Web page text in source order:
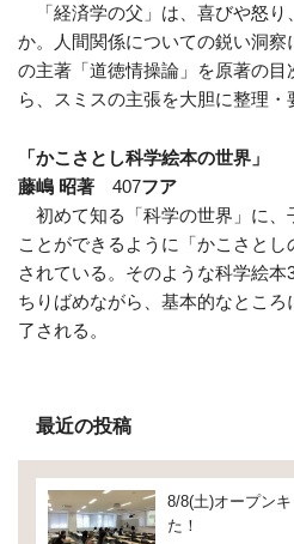
「経済学の父」は、喜びや怒り
か。人間関係についての鋭い洞察
の主著「道徳情操論」を原著の
ら、スミスの主張を大胆に整理・
「かこさとし科学絵本の世界」
藤嶋 昭著 407フア
初めて知る「科学の世界」に、
ことができるように「かこさと
されている。そのような科学絵
ちりばめながら、基本的なとこ
了される。
最近の投稿
8/8(土)オープン
た！